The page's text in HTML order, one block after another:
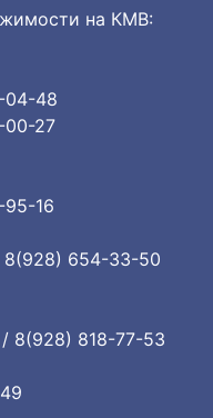
на КМВ:
04-48
27
16
654-33-50
8(928) 818-77-53